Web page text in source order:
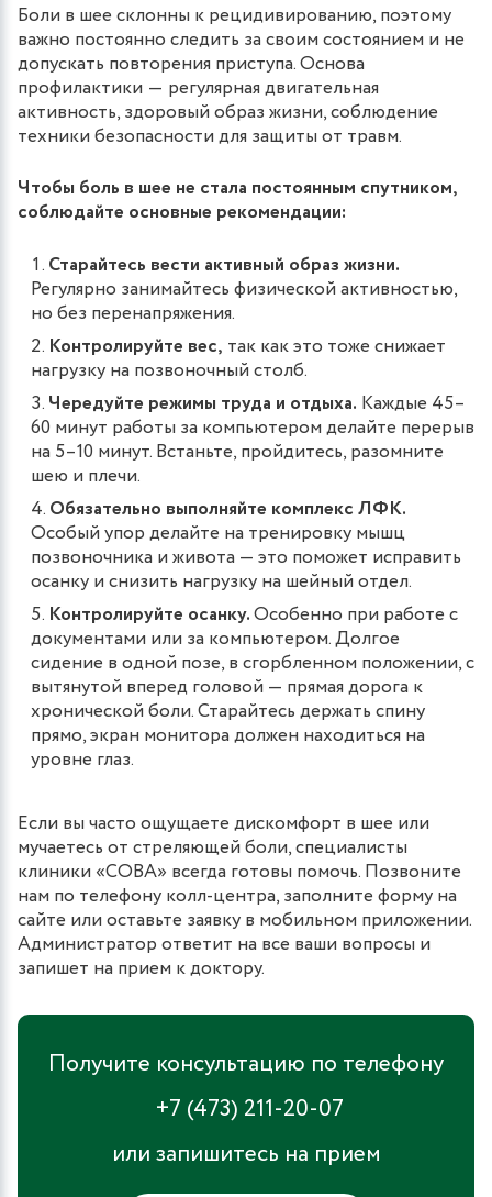
Боли в шее склонны к рецидивированию, поэтому
важно постоянно следить за своим состоянием и не
допускать повторения приступа. Основа
профилактики ― регулярная двигательная
активность, здоровый образ жизни, соблюдение
техники безопасности для защиты от травм.
Чтобы боль в шее не стала постоянным спутником,
соблюдайте основные рекомендации:
Старайтесь вести активный образ жизни.
Регулярно занимайтесь физической активностью,
но без перенапряжения.
Контролируйте вес, так как это тоже снижает
нагрузку на позвоночный столб.
Чередуйте режимы труда и отдыха. Каждые 45–
60 минут работы за компьютером делайте перерыв
на 5–10 минут. Встаньте, пройдитесь, разомните
шею и плечи.
Обязательно выполняйте комплекс ЛФК.
Особый упор делайте на тренировку мышц
позвоночника и живота — это поможет исправить
осанку и снизить нагрузку на шейный отдел.
Контролируйте осанку.Особенно при работе с
документами или за компьютером. Долгое
сидение в одной позе, в сгорбленном положении, с
вытянутой вперед головой — прямая дорога к
хронической боли. Старайтесь держать спину
прямо, экран монитора должен находиться на
уровне глаз.
Если вы часто ощущаете дискомфорт в шее или
мучаетесь от стреляющей боли, специалисты
клиники «СОВА» всегда готовы помочь. Позвоните
нам по телефону колл-центра, заполните форму на
сайте или оставьте заявку в мобильном приложении.
Администратор ответит на все ваши вопросы и
запишет на прием к доктору.
Получите консультацию по телефону
+7 (473) 211-20-07
или запишитесь на прием